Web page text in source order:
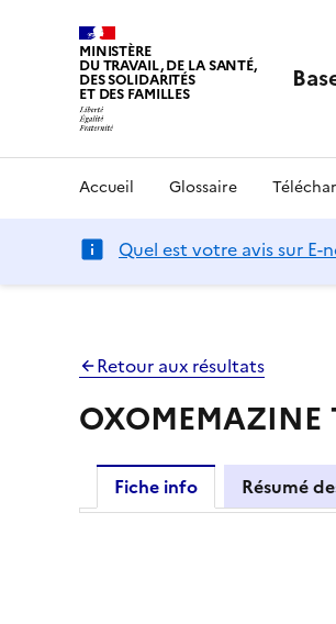
MINISTÈRE
DU TRAVAIL, DE LA SANTÉ,
DES SOLIDARITÉS
ET DES FAMILLES
Accueil Glossaire
Quel est votre avis sur E-
Retour aux résultats
Fiche info Résumé